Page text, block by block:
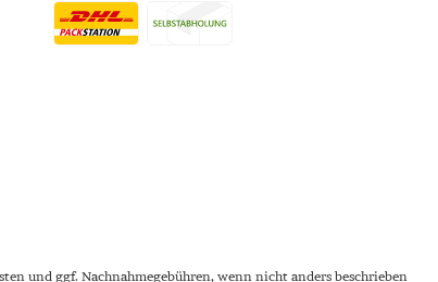
und ggf. Nachnahmegebühren, wenn nicht anders beschrieben